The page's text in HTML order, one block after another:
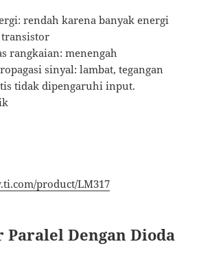
rendah karena banyak energi
rangkaian: menengah
sinyal: lambat, tegangan
tidak dipengaruhi input.
product/LM317
Paralel Dengan Dioda